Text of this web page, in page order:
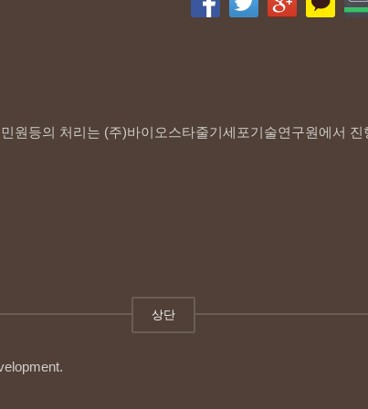
원등의 처리는 (주)바이오스타줄기세포기술연구원에서 진
상단